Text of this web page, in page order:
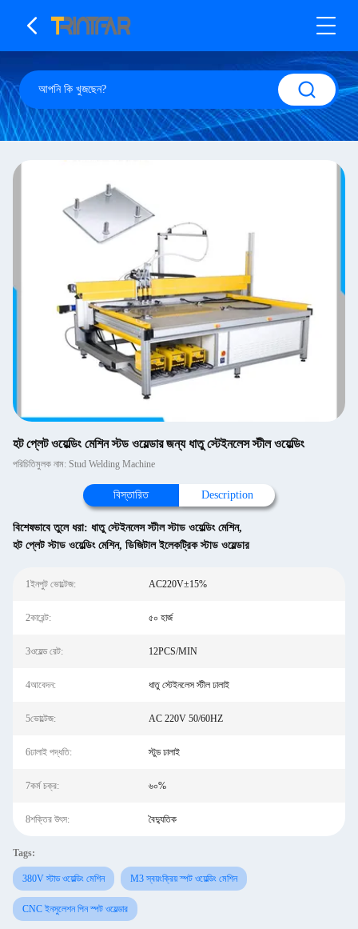
হট প্লেট ওয়েল্ডিং মেশিন স্টড ওয়েল্ডার জন্য ধাতু স্টেইনলেস স্টীল ওয়েল্ডিং
পরিচিতিমুলক নাম: Stud Welding Machine
বিস্তারিত Description
বিশেষভাবে তুলে ধরা: ধাতু স্টেইনলেস স্টীল স্টাড ওয়েল্ডিং মেশিন,
হট প্লেট স্টাড ওয়েল্ডিং মেশিন, ডিজিটাল ইলেকট্রিক স্টাড ওয়েল্ডার
1ইনপুট ভোল্টেজ: AC220V±15%
2কারেন্ট: ৫০ হার্জ
3ওয়েল্ড রেট: 12PCS/MIN
4আবেদন: ধাতু স্টেইনলেস স্টীল ঢালাই
5ভোল্টেজ: AC 220V 50/60HZ
6ঢালাই পদ্ধতি: স্টুড ঢালাই
7কর্ম চক্র: ৬০%
8শক্তির উৎস: বৈদ্যুতিক
Tags:
380V স্টাড ওয়েল্ডিং মেশিন M3 স্বয়ংক্রিয় স্পট ওয়েল্ডিং মেশিন
CNC ইনসুলেশন পিন স্পট ওয়েল্ডার